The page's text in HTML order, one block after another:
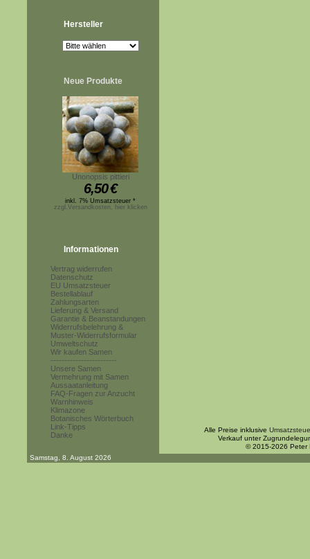
Hersteller
Neue Produkte
Unonopsis pittieri
6,50€
inkl. 7% Umsatzsteuer *
zzgl.Versandkosten, hier klicken
Informationen
Vertrag widerrufen
Datenschutz
EU Umsatzsteuer
Bestellablauf
Zahlungsarten
Lieferung & Versand
Garantie & Beanstandungen
Widerrufsbelehrung &
Muster-Widerrufsformular
Umweltschutz
Wir kaufen Samen
------------------------
Unsere Samen
Vermehrung mit Samen
Aussaatanleitung
FAQ-Fragen zur Anzucht
Warnhinweis
Klimazone
Botanisches Wörterbuch
Link-Tipps
Danke
Alle Preise inklusive
Verkauf unter
© 2015-2026 Peter
Samstag, 8. August 2026